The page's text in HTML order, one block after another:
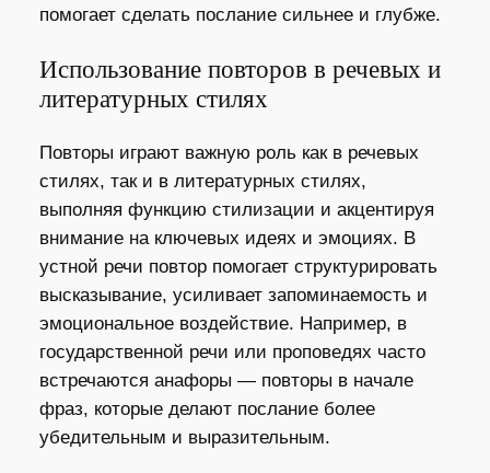
помогает сделать послание сильнее и глубже.
Использование повторов в речевых и
литературных стилях
Повторы играют важную роль как в речевых
стилях, так и в литературных стилях,
выполняя функцию стилизации и акцентируя
внимание на ключевых идеях и эмоциях. В
устной речи повтор помогает структурировать
высказывание, усиливает запоминаемость и
эмоциональное воздействие. Например, в
государственной речи или проповедях часто
встречаются анафоры — повторы в начале
фраз, которые делают послание более
убедительным и выразительным.